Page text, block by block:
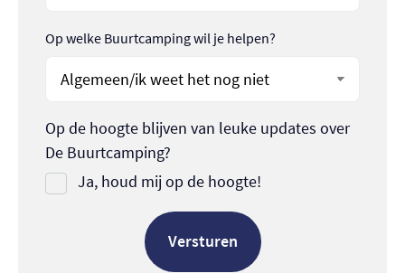
Op welke Buurtcamping wil je helpen?
Op de hoogte blijven van leuke updates over
De Buurtcamping?
Ja, houd mij op de hoogte!